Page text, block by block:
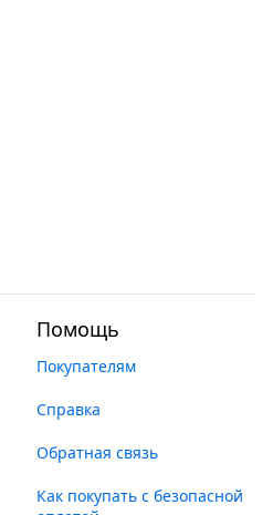
Помощь
Покупателям
Справка
Обратная связь
Как покупать с безопасной